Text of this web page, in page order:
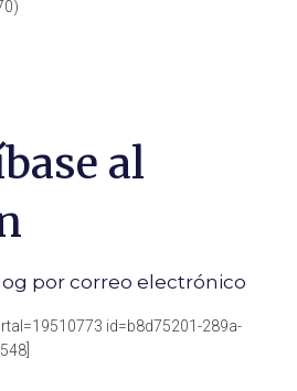
al
por correo electrónico
id=b8d75201-289a-